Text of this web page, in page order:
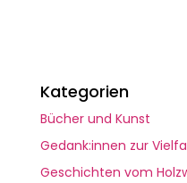
Kategorien
Bücher und Kunst
Gedank:innen zur
Geschichten vom